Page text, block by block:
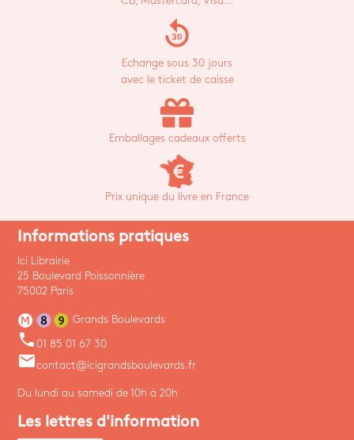
replay_30
Echange sous 30 jours
avec le ticket de caisse
Emballages cadeaux offerts
Prix unique du livre en France
Informations pratiques
Ici Librairie
25 Boulevard Poissonnière
75002 Paris
Grands Boulevards
phone 01 85 01 67 30
emailcontact@icigrandsboulevards.fr
Du lundi au samedi de 10h à 20h
Les lettres d'information